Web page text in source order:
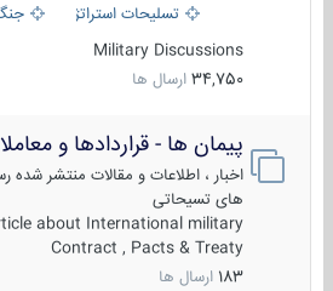
تسلیحات استراتژیک
جنگ
Military Discussions
34,750 ارسال ها
پیمان ها - قراردادها و
اخبار ، اطلاعات و مقالات منتشر شده
های تسیحاتی
about International military
Contract , Pacts & Treaty
183 ارسال ها